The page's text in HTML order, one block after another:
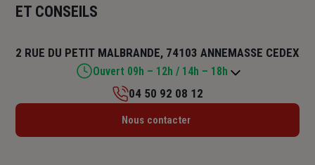
ET CONSEILS
2 RUE DU PETIT MALBRANDE, 74103 ANNEMASSE CEDEX
Ouvert 09h – 12h / 14h – 18h
Lundi : 10h – 12h / 14h – 18h
04 50 92 08 12
Nous contacter